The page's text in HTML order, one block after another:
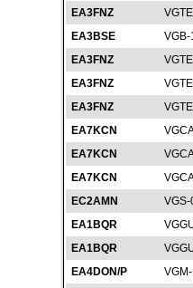
EA3FNZ
EA3BSE
EA3FNZ
EA3FNZ
EA3FNZ
EA7KCN
EA7KCN
EA7KCN
EC2AMN
EA1BQR
EA1BQR
EA4DON/P